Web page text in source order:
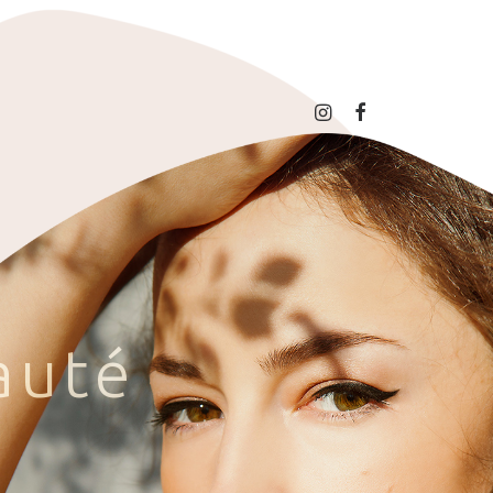
uté